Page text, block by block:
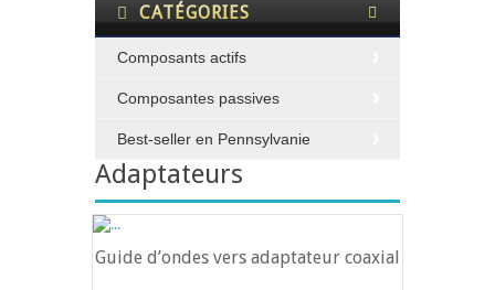
CATÉGORIES
Composants actifs
Composantes passives
Best-seller en Pennsylvanie
Adaptateurs
Guide d’ondes vers adaptateur coaxial